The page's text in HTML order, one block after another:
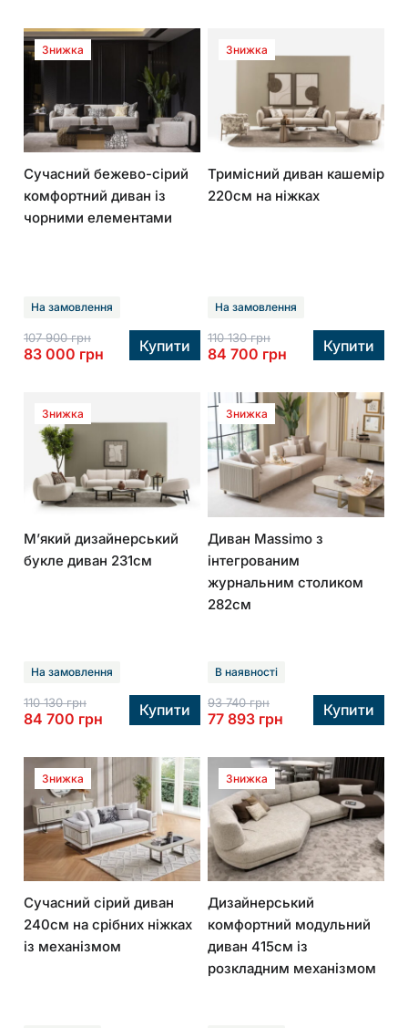
Дивани
Крісла
Корпусні
меблі
Електрокаміни
Матраци
Знижки
Про Joss
Home
Доставка та
Гарантія
Повернення
товару
Контакти
Знижка
Сучасний бежево-сірий
комфортний диван із
чорними елементами
На замовлення
107 900грн
83 000 грн Купити
Знижка
Тримісний диван кашемір
220см на ніжках
На замовлення
110 130грн
84 700 грн Купити
Знижка
М’який дизайнерський
букле диван 231см
На замовлення
110 130грн
84 700 грн Купити
Знижка
Диван Massimo з
інтегрованим
журнальним столиком
282см
В наявності
93 740грн
77 893 грн Купити
Знижка
Сучасний сірий диван
240см на срібних ніжках
із механізмом
Знижка
Дизайнерський
комфортний модульний
диван 415см із
розкладним механізмом